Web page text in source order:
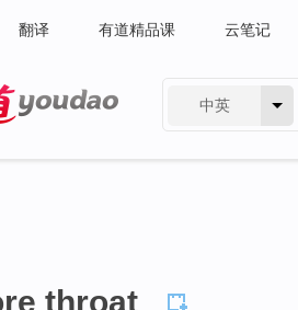
翻译 有道精品课 云笔记
中英
throat